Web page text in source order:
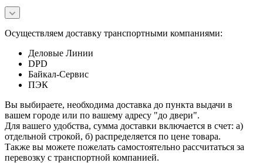
Осуществляем доставку транспортными компаниями:
Деловые Линии
DPD
Байкал-Сервис
ПЭК
Вы выбираете, необходима доставка до пункта выдачи в
вашем городе или по вашему адресу "до двери".
Для вашего удобства, сумма доставки включается в счет: а)
отдельной строкой, б) распределяется по цене товара.
Также вы можете пожелать самостоятельно рассчитаться за
перевозку с транспортной компанией.